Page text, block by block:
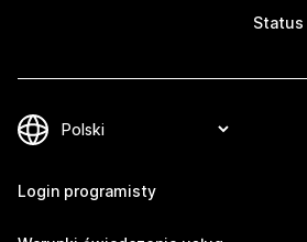
Status
Login programisty